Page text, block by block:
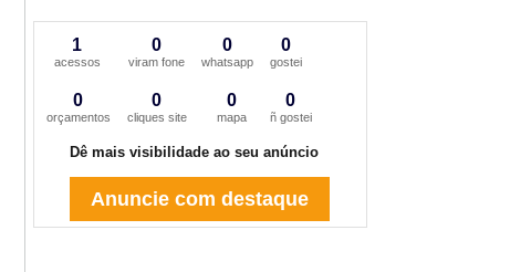
1
acessos
0
viram fone
0
whatsapp
0
gostei
0
orçamentos
0
cliques site
0
mapa
0
ñ gostei
Dê mais visibilidade ao seu anúncio
Anuncie com destaque